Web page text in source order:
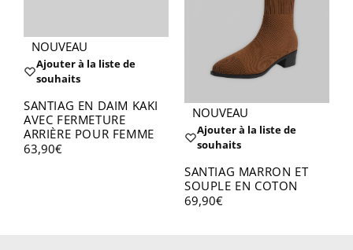
NOUVEAU
Ajouter à la liste de
souhaits
SANTIAG EN DAIM KAKI
AVEC FERMETURE
ARRIÈRE POUR FEMME
63,90€
NOUVEAU
Ajouter à la liste de
souhaits
SANTIAG MARRON ET
SOUPLE EN COTON
69,90€